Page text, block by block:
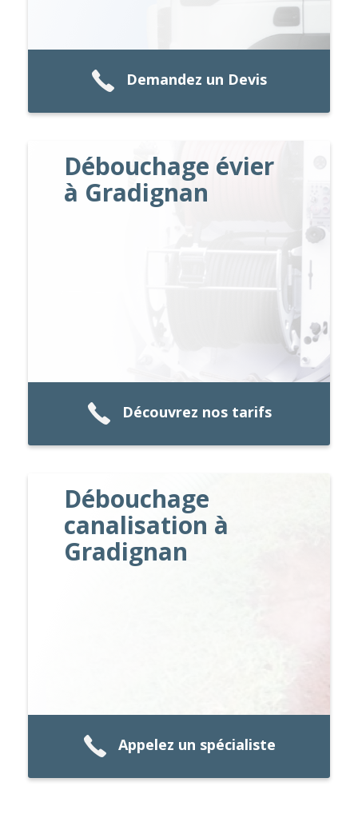
Demandez un Devis
Débouchage évier
à Gradignan
Découvrez nos tarifs
Débouchage
canalisation à
Gradignan
Appelez un spécialiste